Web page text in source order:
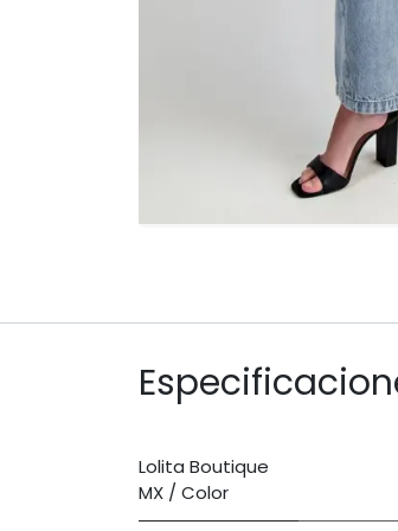
Lolita Boutique
MX / Color